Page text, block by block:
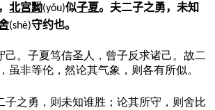
， 北宫黝(yǒu)似子夏。夫二子之勇，未知
(shè)守约也。
己。子夏笃信圣人，曾子反求诸己。故二
虽非等伦，然论其气象，则各有所似。
子之勇，则未知谁胜；论其所守，则舍比